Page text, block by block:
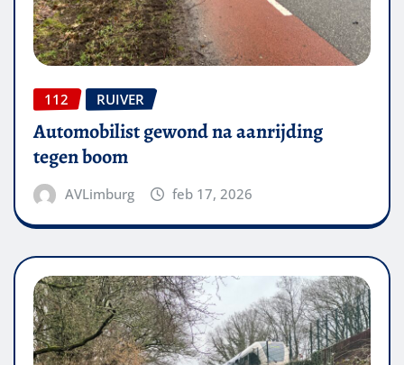
112 RUIVER
Automobilist gewond na aanrijding
tegen boom
AVLimburg feb 17, 2026